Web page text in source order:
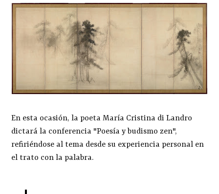
En esta ocasión, la poeta María Cristina di Landro
dictará la conferencia "Poesía y budismo zen",
refiriéndose al tema desde su experiencia personal en
el trato con la palabra.